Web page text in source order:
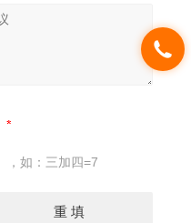
，如：三加四=7